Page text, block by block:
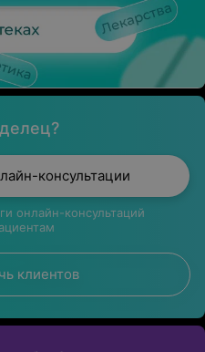
консультации
онлайн-консультаций
клиентов